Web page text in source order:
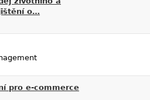
o…
pro e-commerce